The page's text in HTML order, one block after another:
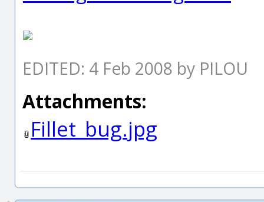
EDITED: 4 Feb 2008 by PILOU
Attachments:
Fillet_bug.jpg